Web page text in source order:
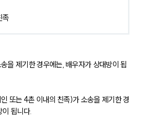
족
을 제기한 경우에는, 배우자가 상대방이 됩
또는 4촌 이내의 친족)가 소송을 제기한 경
됩니다.